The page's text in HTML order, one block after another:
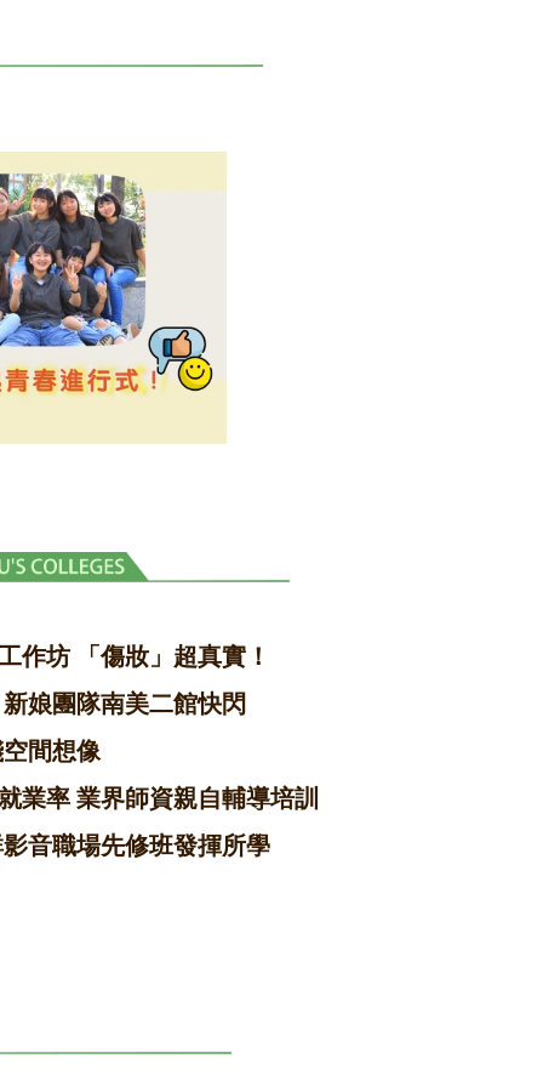
作坊 「傷妝」超真實！
娘團隊南美二館快閃
間想像
業率 業界師資親自輔導培訓
音職場先修班發揮所學